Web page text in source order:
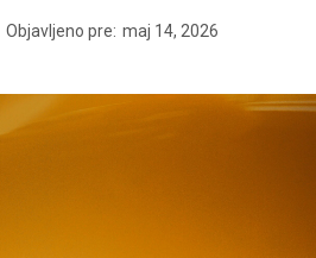
Objavljeno pre: maj 14, 2026